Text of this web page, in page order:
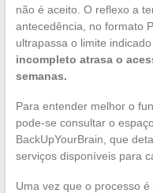
não é aceito. O reflexo a
antecedência, no formato
ultrapassa o limite
incompleto atrasa o
semanas.
Para entender melhor o
pode-se consultar o
BackUpYourBrain, que
serviços disponíveis para
Uma vez que o processo